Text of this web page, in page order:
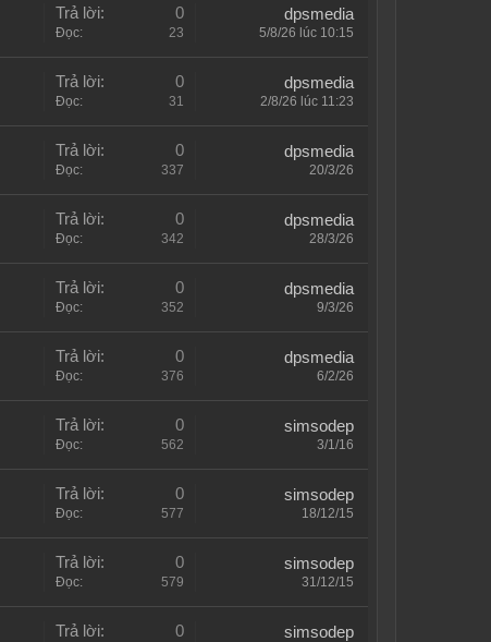
Trả lời: 0
Đọc: 23
dpsmedia
5/8/26 lúc 10:15
Trả lời: 0
Đọc: 31
dpsmedia
2/8/26 lúc 11:23
Trả lời: 0
Đọc: 337
dpsmedia
20/3/26
Trả lời: 0
Đọc: 342
dpsmedia
28/3/26
Trả lời: 0
Đọc: 352
dpsmedia
9/3/26
Trả lời: 0
Đọc: 376
dpsmedia
6/2/26
Trả lời: 0
Đọc: 562
simsodep
3/1/16
Trả lời: 0
Đọc: 577
simsodep
18/12/15
Trả lời: 0
Đọc: 579
simsodep
31/12/15
Trả lời: 0 simsodep